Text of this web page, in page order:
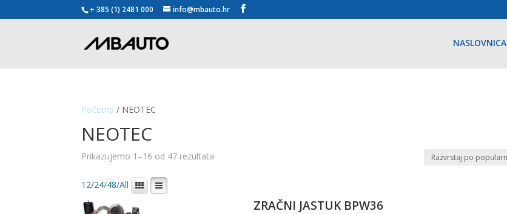
+ 385 (1) 2481 000 info@mbauto.hr
NASLOVNICA
Početna / NEOTEC
NEOTEC
Prikazujemo 1–16 od 47 rezultata
12/24/48/All
ZRAČNI JASTUK BPW36